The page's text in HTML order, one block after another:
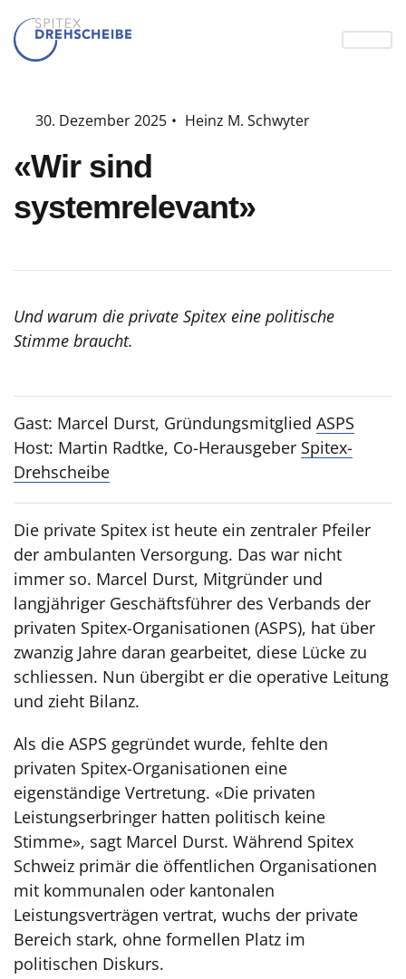
30. Dezember 2025 • Heinz M. Schwyter
«Wir sind
systemrelevant»
Und warum die private Spitex eine politische
Stimme braucht.
Gast: Marcel Durst, Gründungsmitglied ASPS
Host: Martin Radtke, Co-Herausgeber Spitex-
Drehscheibe
Die private Spitex ist heute ein zentraler Pfeiler
der ambulanten Versorgung. Das war nicht
immer so. Marcel Durst, Mitgründer und
langjähriger Geschäftsführer des Verbands der
privaten Spitex-Organisationen (ASPS), hat über
zwanzig Jahre daran gearbeitet, diese Lücke zu
schliessen. Nun übergibt er die operative Leitung
und zieht Bilanz.
Als die ASPS gegründet wurde, fehlte den
privaten Spitex-Organisationen eine
eigenständige Vertretung. «Die privaten
Leistungserbringer hatten politisch keine
Stimme», sagt Marcel Durst. Während Spitex
Schweiz primär die öffentlichen Organisationen
mit kommunalen oder kantonalen
Leistungsverträgen vertrat, wuchs der private
Bereich stark, ohne formellen Platz im
politischen Diskurs.